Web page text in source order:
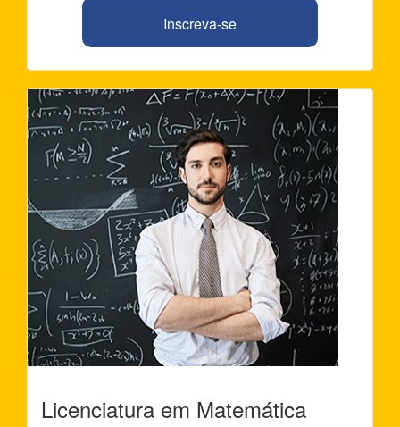
Inscreva-se
Licenciatura em Matemática